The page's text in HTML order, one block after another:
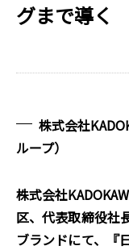
グまで導く
株式会社
ループ）
株式会社
区、代表取締役社
ブランドにて、『